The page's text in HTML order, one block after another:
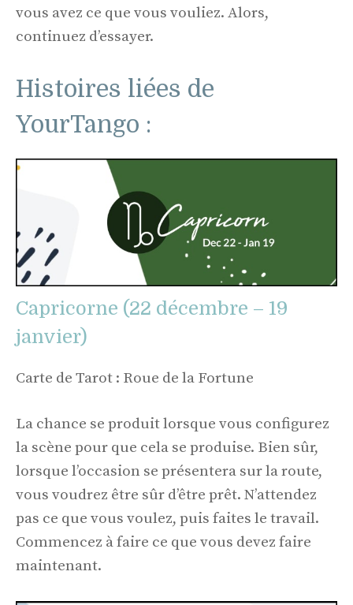
vous avez ce que vous vouliez. Alors,
continuez d’essayer.
Histoires liées de
YourTango :
Capricorne (22 décembre – 19
janvier)
Carte de Tarot : Roue de la Fortune
La chance se produit lorsque vous configurez
la scène pour que cela se produise. Bien sûr,
lorsque l’occasion se présentera sur la route,
vous voudrez être sûr d’être prêt. N’attendez
pas ce que vous voulez, puis faites le travail.
Commencez à faire ce que vous devez faire
maintenant.